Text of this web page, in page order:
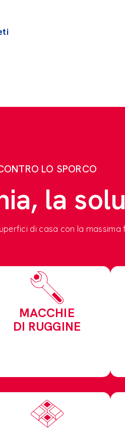
LO SPORCO
la
di casa con la massima
MACCHIE
DI RUGGINE